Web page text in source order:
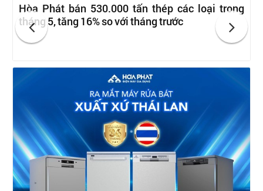
Hòa Phát bán 530.000 tấn thép các loại trong
tháng 5, tăng 16% so với tháng trước